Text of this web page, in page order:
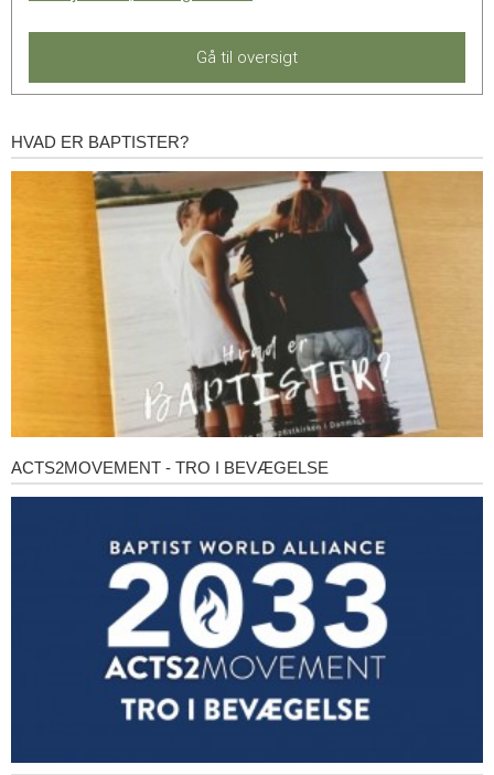
Gå til oversigt
Hvad
HVAD ER BAPTISTER?
Acts2Movement
ACTS2MOVEMENT - TRO I BEVÆGELSE